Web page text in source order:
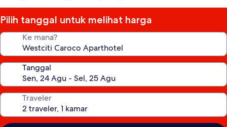
Pilih tanggal untuk melihat harga
Ke mana?
Tanggal
Traveler